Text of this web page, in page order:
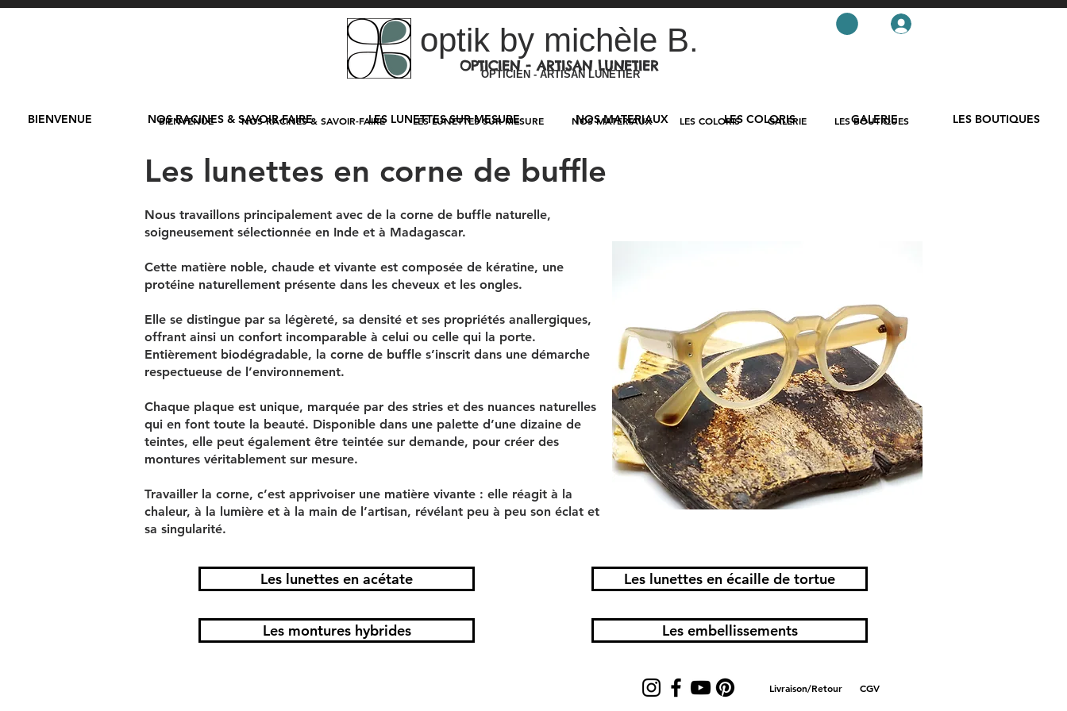
optik by michèle B.
OPTICIEN - ARTISAN LUNETIER
BIENVENUE NOS RACINES & SAVOIR-FAIRE LES LUNETTES SUR MESURE NOS MATERIAUX LES COLORIS GALERIE LES BOUTIQUES
OPTICIEN - ARTISAN LUNETIER
BIENVENUE NOS RACINES & SAVOIR-FAIRE LES LUNETTES SUR MESURE NOS MATERIAUX LES COLORIS GALERIE LES BOUTIQUES
Les lunettes en corne de buffle
Nous travaillons principalement avec de la corne de buffle naturelle,
soigneusement sélectionnée en Inde et à Madagascar.
Cette matière noble, chaude et vivante est composée de kératine, une
protéine naturellement présente dans les cheveux et les ongles.
Elle se distingue par sa légèreté, sa densité et ses propriétés anallergiques,
offrant ainsi un confort incomparable à celui ou celle qui la porte.
Entièrement biodégradable, la corne de buffle s’inscrit dans une démarche
respectueuse de l’environnement.
Chaque plaque est unique, marquée par des stries et des nuances naturelles
qui en font toute la beauté. Disponible dans une palette d’une dizaine de
teintes, elle peut également être teintée sur demande, pour créer des
montures véritablement sur mesure.
Travailler la corne, c’est apprivoiser une matière vivante : elle réagit à la
chaleur, à la lumière et à la main de l’artisan, révélant peu à peu son éclat et
sa singularité.
Les lunettes en acétate
Les montures hybrides
Les lunettes en écaille de tortue
Les embellissements
CGV
Livraison/Retour